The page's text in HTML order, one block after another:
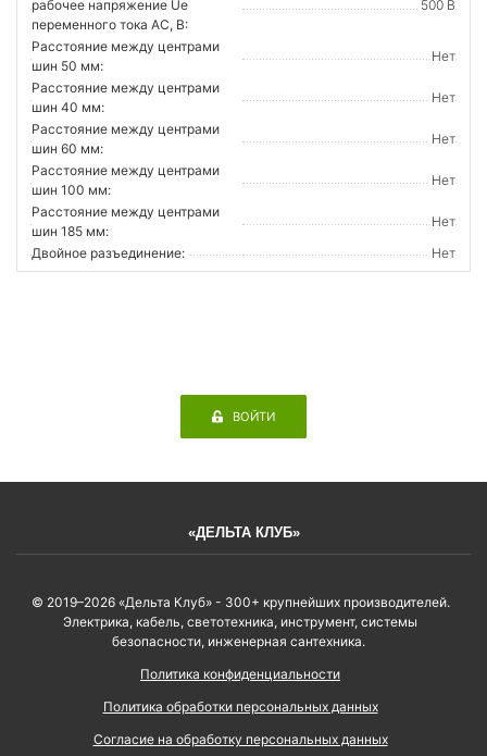
рабочее напряжение Ue
переменного тока AC, В:
500 В
Расстояние между центрами
шин 50 мм:
Нет
Расстояние между центрами
шин 40 мм:
Нет
Расстояние между центрами
шин 60 мм:
Нет
Расстояние между центрами
шин 100 мм:
Нет
Расстояние между центрами
шин 185 мм:
Нет
Двойное разъединение:
Нет
ВОЙТИ
«ДЕЛЬТА КЛУБ»
© 2019–2026 «Дельта Клуб» - 300+ крупнейших производителей.
Электрика, кабель, светотехника, инструмент, системы
безопасности, инженерная сантехника.
Политика конфиденциальности
Политика обработки персональных данных
Согласие на обработку персональных данных